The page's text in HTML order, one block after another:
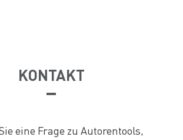
KONTAKT
eine Frage zu Autorentools,